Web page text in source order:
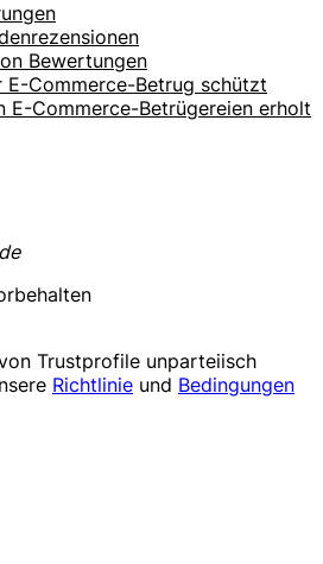
Bewertungen
E-Commerce-Betrug schützt
E-Commerce-Betrügereien erholt
Trustprofile unparteiisch
Richtlinie und Bedingungen